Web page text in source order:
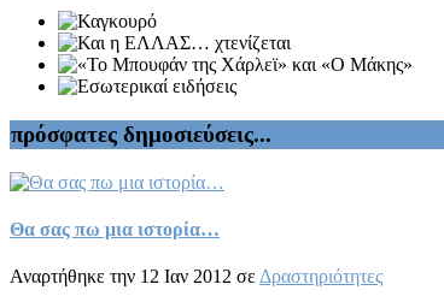
πρόσφατες δημοσιεύσεις...
Θα σας πω μια ιστορία…
Αναρτήθηκε την 12 Ιαν 2012 σε Δραστηριότητες